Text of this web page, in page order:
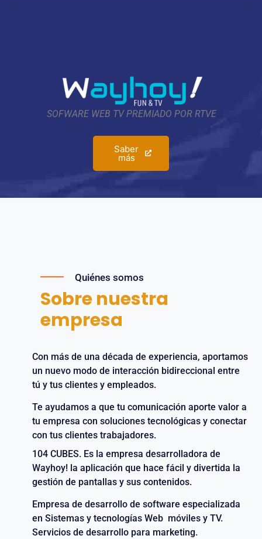
SOFWARE WEB TV PREMIADO POR RTVE
Saber
más
Quiénes somos
Sobre nuestra
empresa
Con más de una década de experiencia, aportamos
un nuevo modo de interacción bidireccional entre
tú y tus clientes y empleados.
Te ayudamos a que tu comunicación aporte valor a
tu empresa con soluciones tecnológicas y conectar
con tus clientes trabajadores.
104 CUBES. Es la empresa desarrolladora de
Wayhoy! la aplicación que hace fácil y divertida la
gestión de pantallas y sus contenidos.
Empresa de desarrollo de software especializada
en Sistemas y tecnologías Web móviles y TV.
Servicios de desarrollo para marketing.